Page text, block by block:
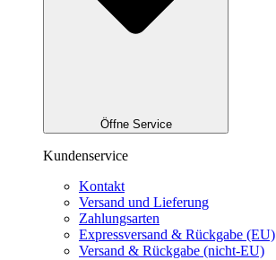
Öffne Service
Kundenservice
Kontakt
Versand und Lieferung
Zahlungsarten
Expressversand & Rückgabe (EU)
Versand & Rückgabe (nicht-EU)